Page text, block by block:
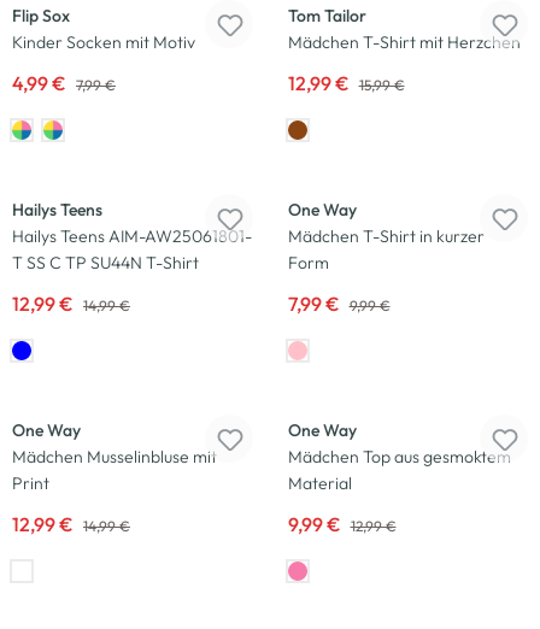
Flip Sox
Kinder Socken mit Motiv
4,99 € 7,99 €
Tom Tailor
Mädchen T-Shirt mit Herzchen
12,99 € 15,99 €
Hailys Teens
Hailys Teens AIM-AW25061801-
T SS C TP SU44N T-Shirt
12,99 € 14,99 €
One Way
Mädchen T-Shirt in kurzer
Form
7,99 € 9,99 €
One Way
Mädchen Musselinbluse mit
Print
12,99 € 14,99 €
One Way
Mädchen Top aus gesmoktem
Material
9,99 € 12,99 €